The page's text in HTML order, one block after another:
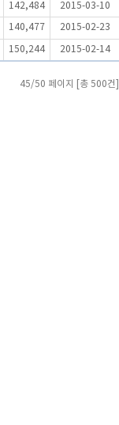
142,484 2015-03-10
140,477 2015-02-23
150,244 2015-02-14
45/50 페이지 [총 500건]